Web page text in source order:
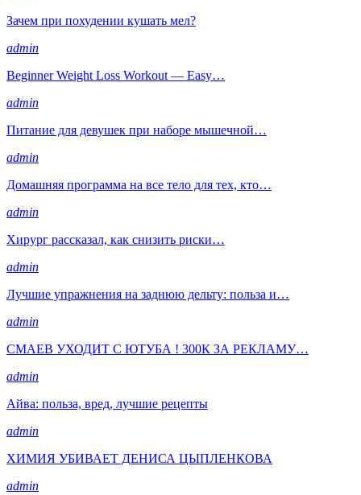
Зачем при похудении кушать мел?
admin
Beginner Weight Loss Workout — Easy…
admin
Питание для девушек при наборе мышечной…
admin
Домашняя программа на все тело для тех, кто…
admin
Хирург рассказал, как снизить риски…
admin
Лучшие упражнения на заднюю дельту: польза и…
admin
СМАЕВ УХОДИТ С ЮТУБА ! 300К ЗА РЕКЛАМУ…
admin
Айва: польза, вред, лучшие рецепты
admin
ХИМИЯ УБИВАЕТ ДЕНИСА ЦЫПЛЕНКОВА
admin